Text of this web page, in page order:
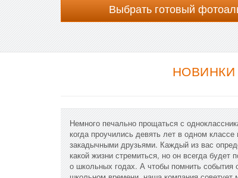
Выбрать готовый
Немного печально прощаться с
когда проучились девять лет в одном классе
закадычными друзьями. Каждый из вас
какой жизни стремиться, но он всегда будет
о школьных годах. А чтобы помнить события